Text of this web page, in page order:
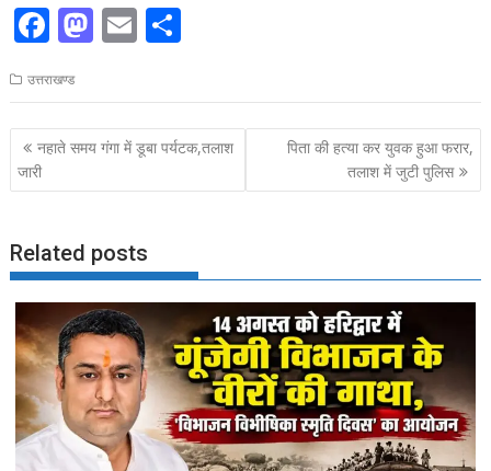
F
e
b
o
o
k
M
to
d
o
n
E
ai
l
ar
e
उत्तराखण्ड
Post
navigation
नहाते समय गंगा में डूबा पर्यटक,तलाश
जारी
पिता की हत्या कर युवक हुआ फरार,
तलाश में जुटी पुलिस
Related posts